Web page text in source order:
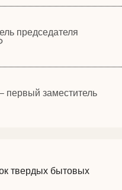
председателя
первый заместитель
твердых бытовых